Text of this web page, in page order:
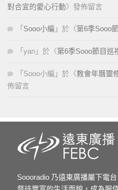
對合宜的愛心行動〉發佈留言
「 Sooo小編 」於〈第6季Sooo
「 yan 」於〈第6季Sooo節目巡
「 Sooo小編 」於〈教會年曆靈
佈留言
Soooradio 乃遠東廣播屬下電